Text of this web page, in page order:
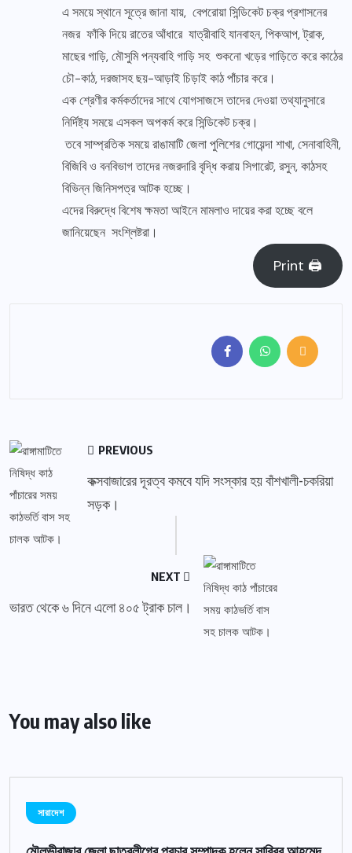
এ সময়ে স্থানে সূত্রে জানা যায়, বেপরোয়া সিন্ডিকেট চক্র প্রশাসনের
নজর ফাঁকি দিয়ে রাতের আঁধারে যাত্রীবাহি যানবাহন, পিকআপ, ট্রাক,
মাছের গাড়ি, মৌসুমি পন্যবাহি গাড়ি সহ শুকনো খড়ের গাড়িতে করে কাঠের
চৌ-কাঠ, দরজাসহ ছয়-আড়াই চিড়াই কাঠ পাঁচার করে।
এক শ্রেণীর কর্মকর্তাদের সাথে যোগসাজসে তাদের দেওয়া তথ্যানুসারে
নির্দিষ্ট্য সময়ে এসকল অপকর্ম করে সিন্ডিকেট চক্র।
তবে সাম্প্রতিক সময়ে রাঙামাটি জেলা পুলিশের গোয়েন্দা শাখা, সেনাবাহিনী,
বিজিবি ও বনবিভাগ তাদের নজরদারি বৃদ্ধি করায় সিগারেট, রসুন, কাঠসহ
বিভিন্ন জিনিসপত্র আটক হচ্ছে।
এদের বিরুদ্ধে বিশেষ ক্ষমতা আইনে মামলাও দায়ের করা হচ্ছে বলে
জানিয়েছেন সংশ্লিষ্টরা।
Print 🖨
PREVIOUS
কক্সবাজারের দূরত্ব কমবে যদি সংস্কার হয় বাঁশখালী-চকরিয়া
সড়ক।
NEXT
ভারত থেকে ৬ দিনে এলো ৪০৫ ট্রাক চাল।
You may also like
সারাদেশ